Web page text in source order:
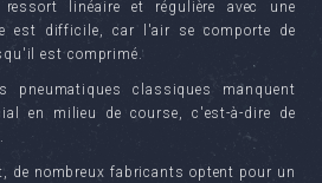
linéaire et régulière avec une
est difficile, car l'air se comporte de
est comprimé.
pneumatiques classiques manquent
en milieu de course, c'est-à-dire de
de nombreux fabricants optent pour un